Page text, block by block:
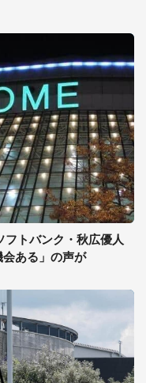
フトバンク・秋広優人
ある」の声が